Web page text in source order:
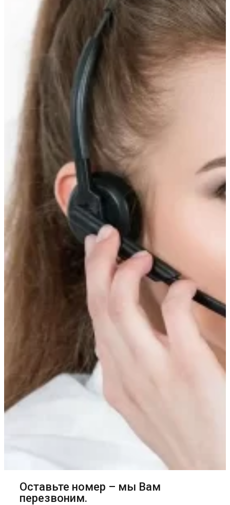
Оставьте номер – мы Вам
перезвоним.